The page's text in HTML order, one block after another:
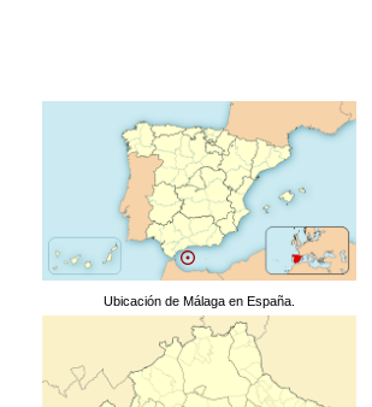
Ubicación de Málaga en España.